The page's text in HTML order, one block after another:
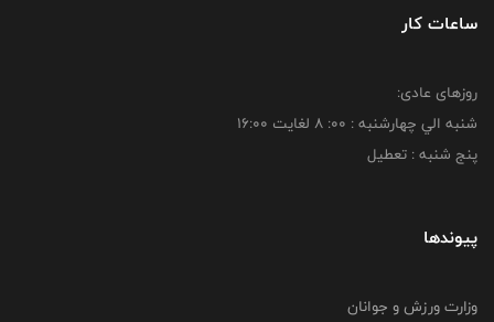
ساعات کار
روزهای عادی:
شنبه الي چهارشنبه : 00: 8 لغايت 16:00
پنج شنبه : تعطیل
پیوندها
وزارت ورزش و جوانان